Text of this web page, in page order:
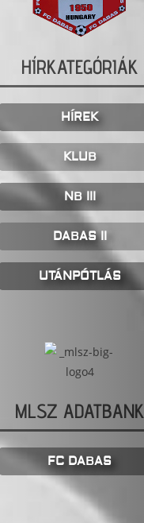
HÍRKATEGÓRIÁK
HÍREK
KLUB
NB III
DABAS II
UTÁNPÓTLÁS
MLSZ ADATBANK
FC DABAS